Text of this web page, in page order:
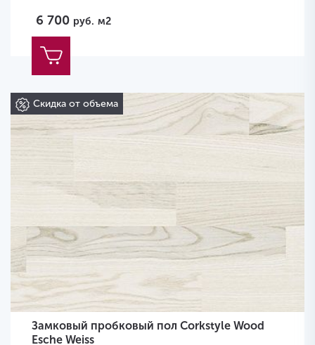
6 700 руб. м2
Скидка от объема
Замковый пробковый пол Corkstyle Wood
Esche Weiss